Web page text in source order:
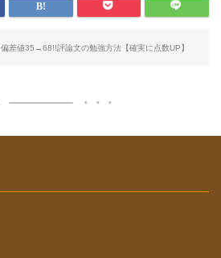
偏差値35→68!!評論文の勉強方法【確実に点数UP】